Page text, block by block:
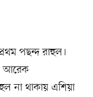
পছন্দ রাহুল।
আরেক
না থাকায় এশিয়া